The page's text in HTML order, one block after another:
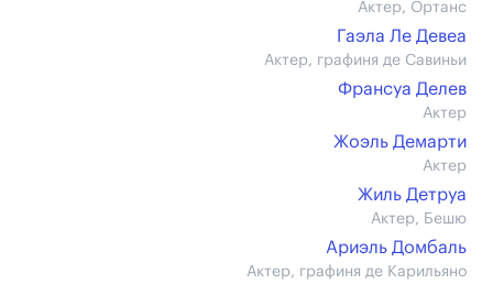
Актер, Ортанс
Гаэла Ле Девеа
Актер, графиня де Савиньи
Франсуа Делев
Актер
Жоэль Демарти
Актер
Жиль Детруа
Актер, Бешю
Ариэль Домбаль
Актер, графиня де Карильяно